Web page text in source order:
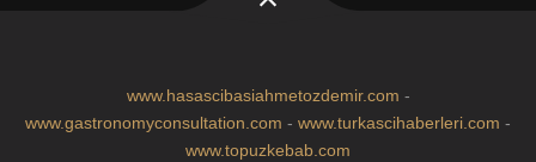
www.hasascibasiahmetozdemir.com -
www.gastronomyconsultation.com - www.turkascihaberleri.com -
www.topuzkebab.com